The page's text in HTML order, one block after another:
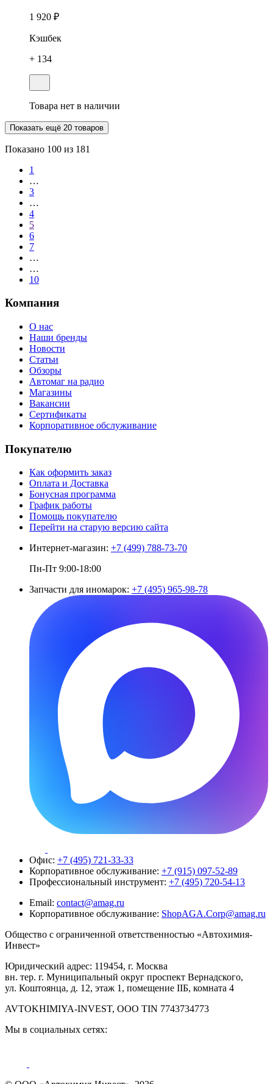
1 920 ₽
Кэшбек
+ 134
Товара нет в наличии
Показать ещё 20 товаров
Показано 100 из 181
1
…
3
…
4
5
6
7
…
…
10
Компания
О нас
Наши бренды
Новости
Статьи
Обзоры
Автомаг на радио
Магазины
Вакансии
Сертификаты
Корпоративное обслуживание
Покупателю
Как оформить заказ
Оплата и Доставка
Бонусная программа
График работы
Помощь покупателю
Перейти на старую версию сайта
Интернет-магазин: +7 (499) 788-73-70
Пн-Пт 9:00-18:00
Запчасти для иномарок: +7 (495) 965-98-78
Офис: +7 (495) 721-33-33
Корпоративное обслуживание: +7 (915) 097-52-89
Профессиональный инструмент: +7 (495) 720-54-13
Email: contact@amag.ru
Корпоративное обслуживание: ShopAGA.Corp@amag.ru
Общество с ограниченной ответственностью «Автохимия-
Инвест»
Юридический адрес: 119454, г. Москва
вн. тер. г. Муниципальный округ проспект Вернадского,
ул. Коштоянца, д. 12, этаж 1, помещение IIБ, комната 4
AVTOKHIMIYA-INVEST, OOO TIN 7743734773
Мы в социальных сетях: